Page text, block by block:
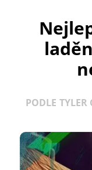
PODLE TYLER